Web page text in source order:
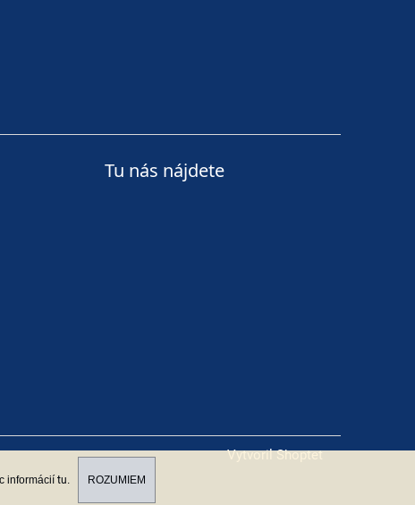
informácií tu ROZUMIEM
Tu nás nájdete
Vytvoril Shoptet